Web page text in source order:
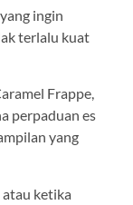
ingin
terlalu kuat
Frappe,
perpaduan es
yang
atau ketika